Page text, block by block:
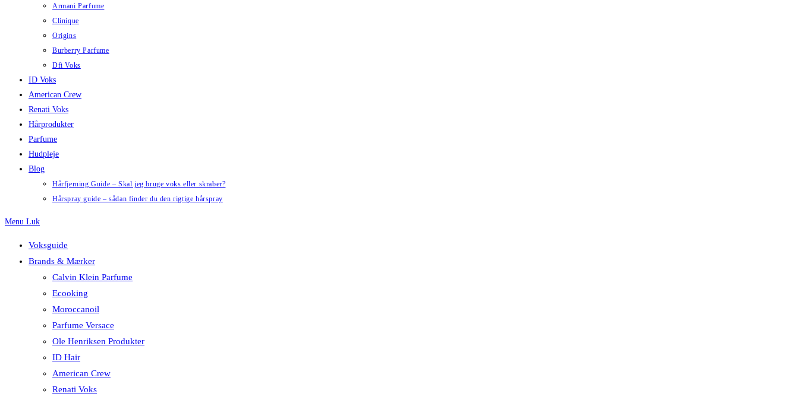
Armani Parfume
Clinique
Origins
Burberry Parfume
Dfi Voks
ID Voks
American Crew
Renati Voks
Hårprodukter
Parfume
Hudpleje
Blog
Hårfjerning Guide – Skal jeg bruge voks eller skraber?
Hårspray guide – sådan finder du den rigtige hårspray
Menu Luk
Voksguide
Brands & Mærker
Calvin Klein Parfume
Ecooking
Moroccanoil
Parfume Versace
Ole Henriksen Produkter
ID Hair
American Crew
Renati Voks